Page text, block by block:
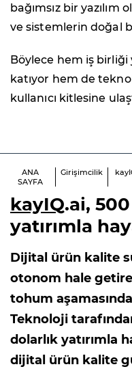
bağımsız bir
ve sistemlerin doğal
Böylece hem iş birliği
katıyor hem de
kullanıcı kitlesine
ANA
SAYFA
Girişimcilik
kayIQ.ai,
yatırımla
Dijital ürün kalite
otonom hale
tohum
Teknoloji
dolarlık yatırımla
dijital ürün kalite